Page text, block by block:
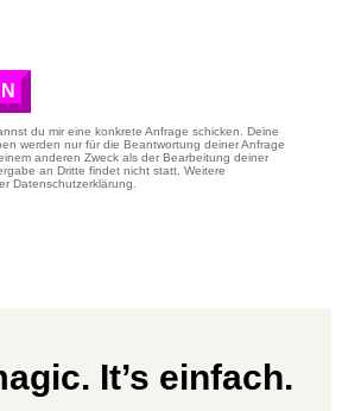
du mir eine konkrete Anfrage schicken. Deine
werden nur für die Beantwortung deiner Anfrage
anderen Zweck als der Bearbeitung deiner
an Dritte findet nicht statt. Weitere
Datenschutzerklärung.
It’s einfach.